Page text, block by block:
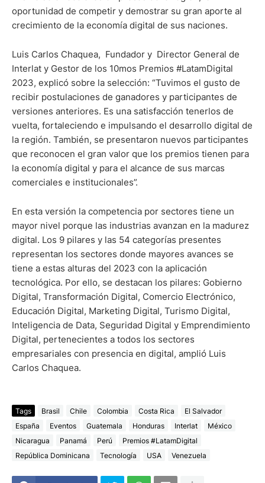
oportunidad de competir y demostrar su gran aporte al
crecimiento de la economía digital de sus naciones.
Luis Carlos Chaquea, Fundador y Director General de
Interlat y Gestor de los 10mos Premios #LatamDigital
2023, explicó sobre la selección: “Tuvimos el gusto de
recibir postulaciones de ganadores y participantes de
versiones anteriores. Es una satisfacción tenerlos de
vuelta, fortaleciendo e impulsando el desarrollo digital de
la región. También, se presentaron nuevos participantes
que reconocen el gran valor que los premios tienen para
la economía digital y para el alcance de sus marcas
comerciales e institucionales”.
En esta versión la competencia por sectores tiene un
mayor nivel porque las industrias avanzan en la madurez
digital. Los 9 pilares y las 54 categorías presentes
representan los sectores donde mayores avances se
tiene a estas alturas del 2023 con la aplicación
tecnológica. Por ello, se destacan los pilares: Gobierno
Digital, Transformación Digital, Comercio Electrónico,
Educación Digital, Marketing Digital, Turismo Digital,
Inteligencia de Data, Seguridad Digital y Emprendimiento
Digital, pertenecientes a todos los sectores
empresariales con presencia en digital, amplió Luis
Carlos Chaquea.
Tags Brasil Chile Colombia Costa Rica
El Salvador
España
Eventos Guatemala Honduras Interlat
México
Nicaragua
Panamá Perú
Premios #LatamDigital
República Dominicana
Tecnología USA Venezuela